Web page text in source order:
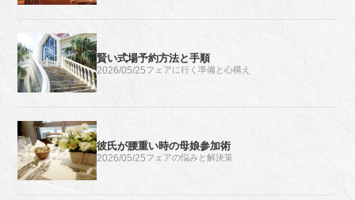
賢い式場予約方法と手順
2026/05/25フェアに行く準備と心構え
彼氏が腰重い時の母娘参加術
2026/05/25フェアの悩みと解決策